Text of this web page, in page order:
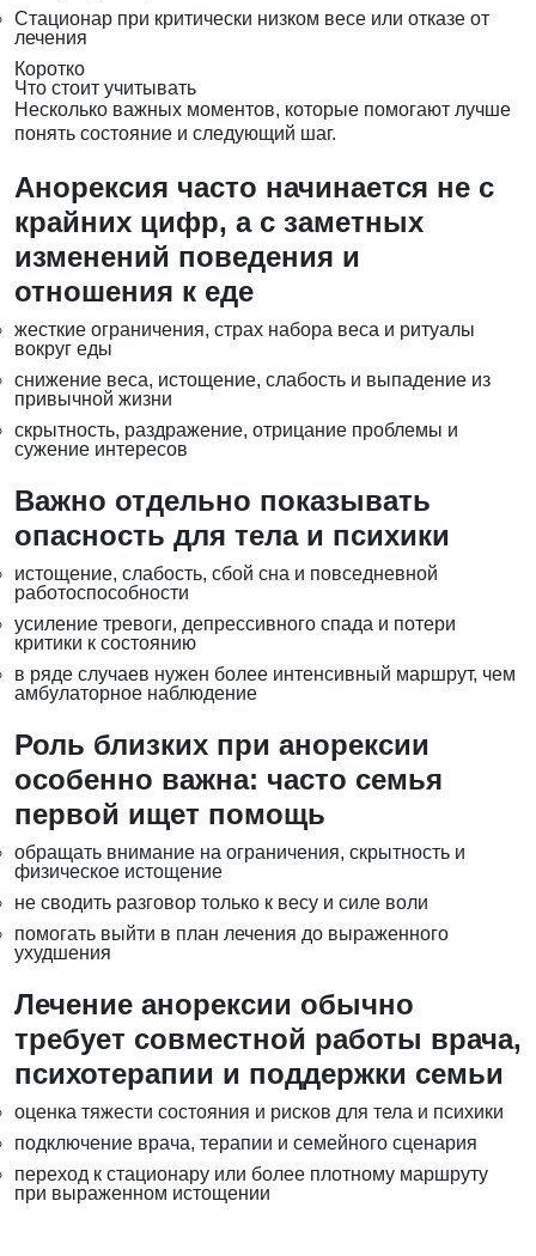
Стационар при критически низком весе или отказе от
лечения
Коротко
Что стоит учитывать
Несколько важных моментов, которые помогают лучше
понять состояние и следующий шаг.
Анорексия часто начинается не с
крайних цифр, а с заметных
изменений поведения и
отношения к еде
жесткие ограничения, страх набора веса и ритуалы
вокруг еды
снижение веса, истощение, слабость и выпадение из
привычной жизни
скрытность, раздражение, отрицание проблемы и
сужение интересов
Важно отдельно показывать
опасность для тела и психики
истощение, слабость, сбой сна и повседневной
работоспособности
усиление тревоги, депрессивного спада и потери
критики к состоянию
в ряде случаев нужен более интенсивный маршрут, чем
амбулаторное наблюдение
Роль близких при анорексии
особенно важна: часто семья
первой ищет помощь
обращать внимание на ограничения, скрытность и
физическое истощение
не сводить разговор только к весу и силе воли
помогать выйти в план лечения до выраженного
ухудшения
Лечение анорексии обычно
требует совместной работы врача,
психотерапии и поддержки семьи
оценка тяжести состояния и рисков для тела и психики
подключение врача, терапии и семейного сценария
переход к стационару или более плотному маршруту
при выраженном истощении